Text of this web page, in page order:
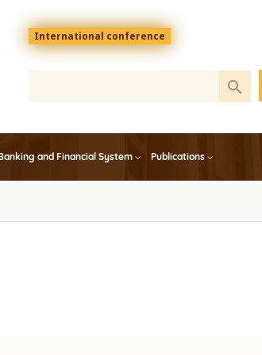
Menu
top
En
International conference
and Financial System Publications